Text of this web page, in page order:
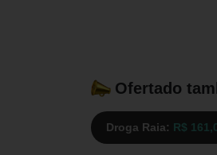
Ofertado
Droga Raia: R$